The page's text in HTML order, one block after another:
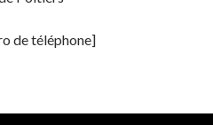
de téléphone]